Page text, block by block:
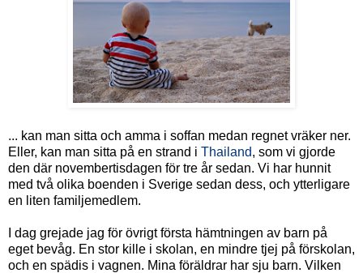
... kan man sitta och amma i soffan medan regnet vräker ner.
Eller, kan man sitta på en strand i Thailand, som vi gjorde
den där novembertisdagen för tre år sedan. Vi har hunnit
med två olika boenden i Sverige sedan dess, och ytterligare
en liten familjemedlem.
I dag grejade jag för övrigt första hämtningen av barn på
eget bevåg. En stor kille i skolan, en mindre tjej på förskolan,
och en spädis i vagnen. Mina föräldrar har sju barn. Vilken